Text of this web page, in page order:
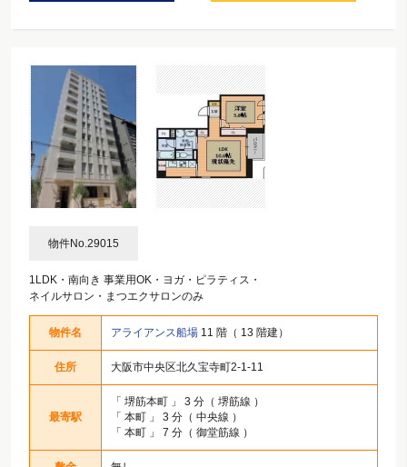
物件No.29015
1LDK・南向き 事業用OK・ヨガ・ピラティス・
ネイルサロン・まつエクサロンのみ
物件名 アライアンス船場 11 階（ 13 階建）
住所 大阪市中央区北久宝寺町2-1-11
最寄駅
「 堺筋本町 」 3 分（ 堺筋線 ）
「 本町 」 3 分（ 中央線 ）
「 本町 」 7 分（ 御堂筋線 ）